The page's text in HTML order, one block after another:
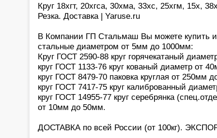
Круг 18хгт, 20хгса, 30хма, 33хс, 25хгм, 15х,
Резка. Доставка | Yaruse.ru
В Компании ГП Стальмаш Вы можете купить
стальные диаметром от 5мм до 1000мм:
Круг ГОСТ 2590-88 круг горячекатаный
круг ГОСТ 1133-76 круг кованый диаметр от
круг ГОСТ 8479-70 паковка круглая от 250мм
круг ГОСТ 7417-75 круг калиброванный
круг ГОСТ 14955-77 круг серебрянка
от 10мм до 50мм.
ДОСТАВКА по всей России (от 100кг).